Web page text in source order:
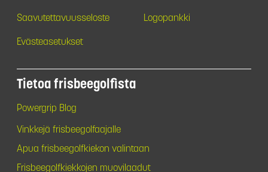
Saavutettavuusseloste Logopankki
Evästeasetukset
Tietoa frisbeegolfista
Powergrip Blog
Vinkkejä frisbeegolfaajalle
Apua frisbeegolfkiekon valintaan
Frisbeegolfkiekkojen muovilaadut